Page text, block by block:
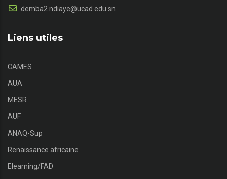
demba2.ndiaye@ucad.edu.sn
Liens utiles
CAMES
AUA
MESR
AUF
ANAQ-Sup
Renaissance africaine
Elearning/FAD